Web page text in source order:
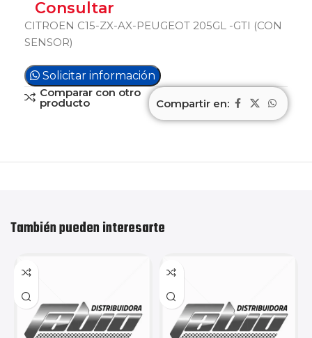
Consultar
CITROEN C15-ZX-AX-PEUGEOT 205GL -GTI (CON
SENSOR)
Solicitar información
Comparar con otro
producto Compartir en:
También pueden interesarte